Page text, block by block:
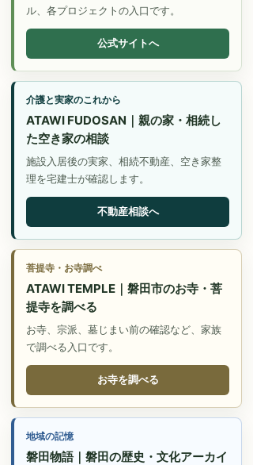
ル、各プロジェクトの入口です。
公式サイトへ
介護と実家のこれから
ATAWI FUDOSAN｜親の家・相続し
た空き家の相談
施設入居後の実家、相続不動産、空き家整
理を宅建士が確認します。
不動産相談へ
菩提寺・お寺調べ
ATAWI TEMPLE｜磐田市のお寺・菩
提寺を調べる
お寺、宗派、墓じまい前の確認など、家族
で調べる入口です。
お寺を調べる
地域の記憶
磐田物語｜磐田の歴史・文化アーカイ